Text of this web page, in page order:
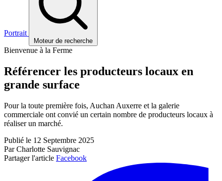
Portrait
Moteur de recherche
Bienvenue à la Ferme
Référencer les producteurs locaux en
grande surface
Pour la toute première fois, Auchan Auxerre et la galerie
commerciale ont convié un certain nombre de producteurs locaux à
réaliser un marché.
Publié le 12 Septembre 2025
Par Charlotte Sauvignac
Partager l'article Facebook